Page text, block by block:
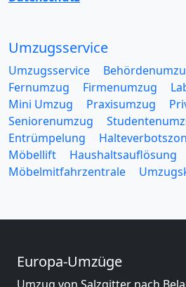
Umzugsservice
Umzugsservice
Fernumzug
Firmenumzug
Mini Umzug
Praxisumzug
Seniorenumzug
Entrümpelung
Möbellift
Haushaltsauflösung
Möbelmitfahrzentrale
Europa-Umzüge
Umzug von Salzgitter nach